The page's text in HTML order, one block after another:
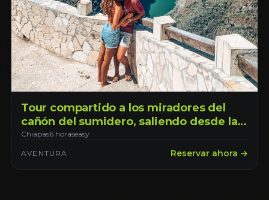
Tour compartido a los miradores del
cañón del sumidero, saliendo desde la
ciudad de Tuxtla Gutiérrez
Chiapas6 horaseasy
AVENTURA Reservar ahora →